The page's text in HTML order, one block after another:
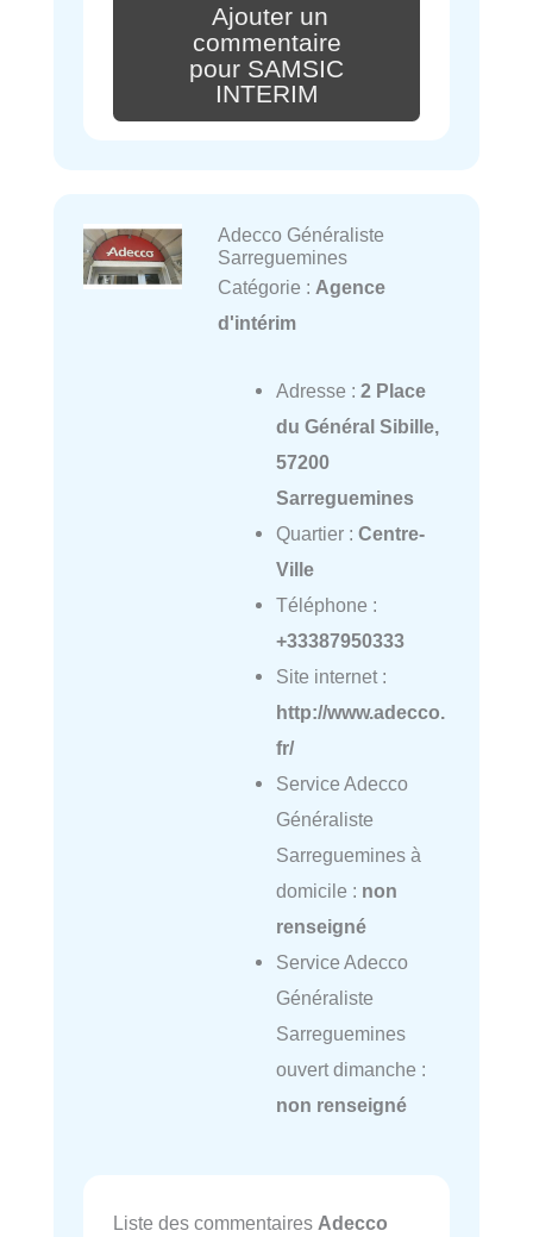
Ajouter un
commentaire
pour SAMSIC
INTERIM
Adecco Généraliste
Sarreguemines
Catégorie : Agence
d'intérim
Adresse : 2 Place
du Général Sibille,
57200
Sarreguemines
Quartier : Centre-
Ville
Téléphone :
+33387950333
Site internet :
http://www.adecco.
fr/
Service Adecco
Généraliste
Sarreguemines à
domicile : non
renseigné
Service Adecco
Généraliste
Sarreguemines
ouvert dimanche :
non renseigné
Liste des commentaires Adecco